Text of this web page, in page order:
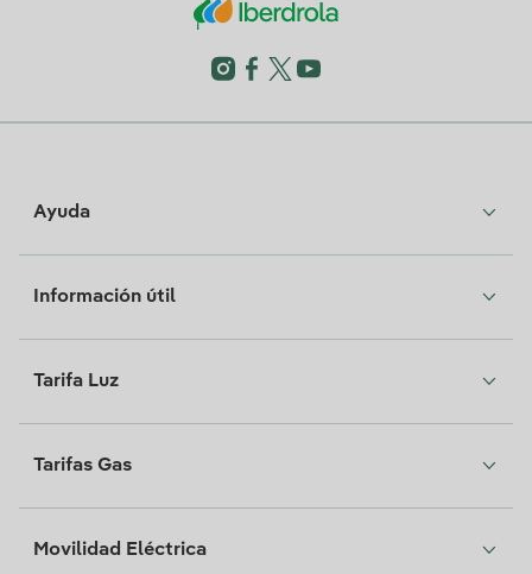
Ayuda
Información útil
Tarifa Luz
Tarifas Gas
Movilidad Eléctrica